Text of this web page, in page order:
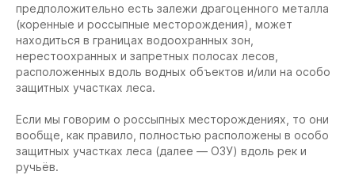
предположительно есть залежи драгоценного металла
(коренные и россыпные месторождения), может
находиться в границах водоохранных зон,
нерестоохранных и запретных полосах лесов,
расположенных вдоль водных объектов и/или на особо
защитных участках леса.
Если мы говорим о россыпных месторождениях, то они
вообще, как правило, полностью расположены в особо
защитных участках леса (далее — ОЗУ) вдоль рек и
ручьёв.